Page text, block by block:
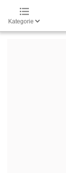
Kategorie